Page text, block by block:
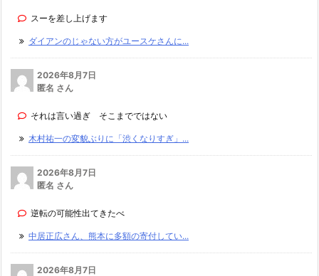
スーを差し上げます
ダイアンのじゃない方がユースケさんに...
2026年8月7日
匿名 さん
それは言い過ぎ そこまでではない
木村祐一の変貌ぶりに「渋くなりすぎ」...
2026年8月7日
匿名 さん
逆転の可能性出てきたべ
中居正広さん、熊本に多額の寄付してい...
2026年8月7日